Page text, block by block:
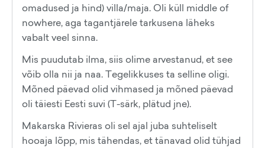
omadused ja hind) villa/maja. Oli küll middle of
nowhere, aga tagantjärele tarkusena läheks
vabalt veel sinna.
Mis puudutab ilma, siis olime arvestanud, et see
võib olla nii ja naa. Tegelikkuses ta selline oligi.
Mõned päevad olid vihmased ja mõned päevad
oli täiesti Eesti suvi (T-särk, plätud jne).
Makarska Rivieras oli sel ajal juba suhteliselt
hooaja lõpp, mis tähendas, et tänavad olid tühjad